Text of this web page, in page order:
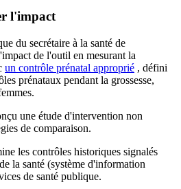
l'impact
du secrétaire à la santé de
de l'outil en mesurant la
un contrôle prénatal approprié , défini
prénataux pendant la grossesse,
une étude d'intervention non
de comparaison.
les contrôles historiques signalés
la santé (système d'information
de santé publique.